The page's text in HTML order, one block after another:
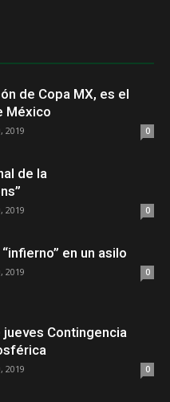
de Copa MX, es el
México
2019 0
de la
2019 0
en un asilo
2019 0
Contingencia
2019 0